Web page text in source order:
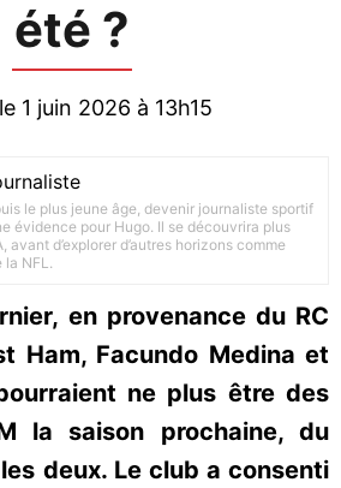
été ?
1 juin 2026 à 13h15
le plus jeune âge, devenir journaliste sportif
évidence pour Hugo. Il se découvrira plus
avant d’explorer d’autres horizons comme
la NFL.
en provenance du RC
Ham, Facundo Medina et
ne plus être des
la saison prochaine, du
deux. Le club a consenti